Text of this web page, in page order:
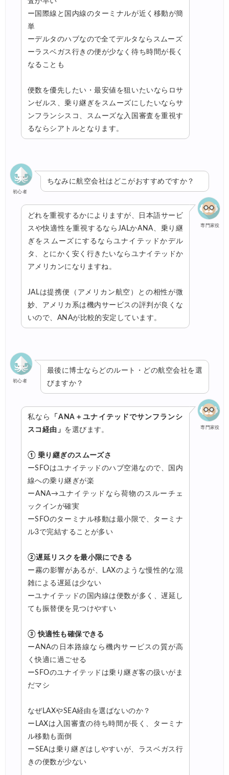
ー国際線と国内線のターミナルが近く移動が簡
単
ーデルタのハブなので全てデルタならスムーズ
ーラスベガス行きの便が少なく待ち時間が長く
なることも
便数を優先したい・最安値を狙いたいならロサ
ンゼルス、乗り継ぎをスムーズにしたいならサ
ンフランシスコ、スムーズな入国審査を重視す
るならシアトルとなります。
初心者
ちなみに航空会社はどこがおすすめですか？
専門家役
どれを重視するかによりますが、日本語サービ
スや快適性を重視するならJALかANA、乗り継
ぎをスムーズにするならユナイテッドかデル
タ、とにかく安く行きたいならユナイテッドか
アメリカンになりますね。
JALは提携便（アメリカン航空）との相性が微
妙、アメリカ系は機内サービスの評判が良くな
いので、ANAが比較的安定しています。
初心者
最後に博士ならどのルート・どの航空会社を選
びますか？
専門家役
私なら
「ANA＋ユナイテッドでサンフランシ
スコ経由」 を選びます。
① 乗り継ぎのスムーズさ
ーSFOはユナイテッドのハブ空港なので、国内
線への乗り継ぎが楽
ーANA→ユナイテッドなら荷物のスルーチェ
ックインが確実
ーSFOのターミナル移動は最小限で、ターミナ
ル3で完結することが多い
②遅延リスクを最小限にできる
ー霧の影響があるが、LAXのような慢性的な混
雑による遅延は少ない
ーユナイテッドの国内線は便数が多く、遅延し
ても振替便を見つけやすい
③ 快適性も確保できる
ーANAの日本路線なら機内サービスの質が高
く快適に過ごせる
ーSFOのユナイテッドは乗り継ぎ客の扱いがま
だマシ
なぜLAXやSEA経由を選ばないのか？
ーLAXは入国審査の待ち時間が長く、ターミナ
ル移動も面倒
ーSEAは乗り継ぎはしやすいが、ラスベガス行
きの便数が少ない